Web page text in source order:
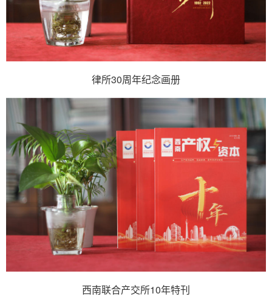
律所30周年纪念画册
西南联合产交所10年特刊